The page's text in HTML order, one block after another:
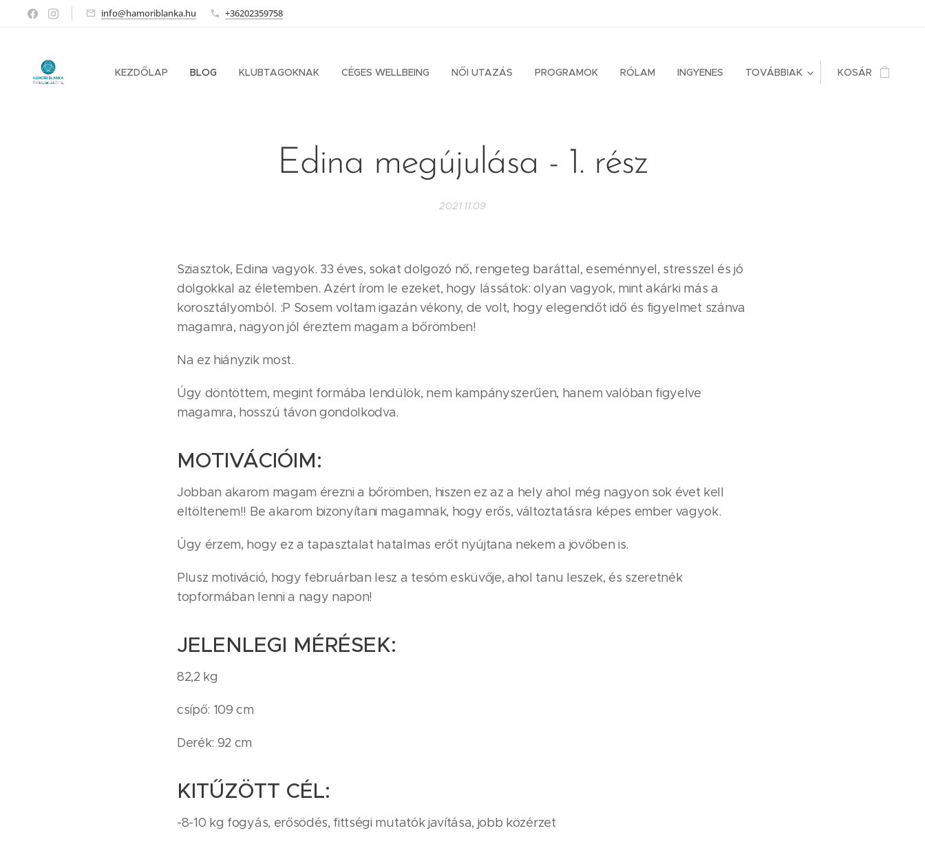
info@hamoriblanka.hu +36202359758
KEZDŐLAP BLOG KLUBTAGOKNAK CÉGES WELLBEING NŐI UTAZÁS PROGRAMOK RÓLAM INGYENES TOVÁBBIAK KOSÁR
Edina megújulása - 1. rész
2021.11.09
Sziasztok, Edina vagyok. 33 éves, sokat dolgozó nő, rengeteg baráttal, eseménnyel, stresszel és jó
dolgokkal az életemben. Azért írom le ezeket, hogy lássátok: olyan vagyok, mint akárki más a
korosztályomból. :P Sosem voltam igazán vékony, de volt, hogy elegendőt idő és figyelmet szánva
magamra, nagyon jól éreztem magam a bőrömben!
Na ez hiányzik most.
Úgy döntöttem, megint formába lendülök, nem kampányszerűen, hanem valóban figyelve
magamra, hosszú távon gondolkodva.
MOTIVÁCIÓIM:
Jobban akarom magam érezni a bőrömben, hiszen ez az a hely ahol még nagyon sok évet kell
eltöltenem!! Be akarom bizonyítani magamnak, hogy erős, változtatásra képes ember vagyok.
Úgy érzem, hogy ez a tapasztalat hatalmas erőt nyújtana nekem a jövőben is.
Plusz motiváció, hogy februárban lesz a tesóm esküvője, ahol tanu leszek, és szeretnék
topformában lenni a nagy napon!
JELENLEGI MÉRÉSEK:
82,2 kg
csípő: 109 cm
Derék: 92 cm
KITŰZÖTT CÉL:
-8-10 kg fogyás, erősödés, fittségi mutatók javítása, jobb közérzet